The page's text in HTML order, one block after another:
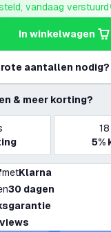
vandaag verstuurd
in winkelwagen
aantallen nodig?
& meer korting?
18
5%
metKlarna
30 dagen